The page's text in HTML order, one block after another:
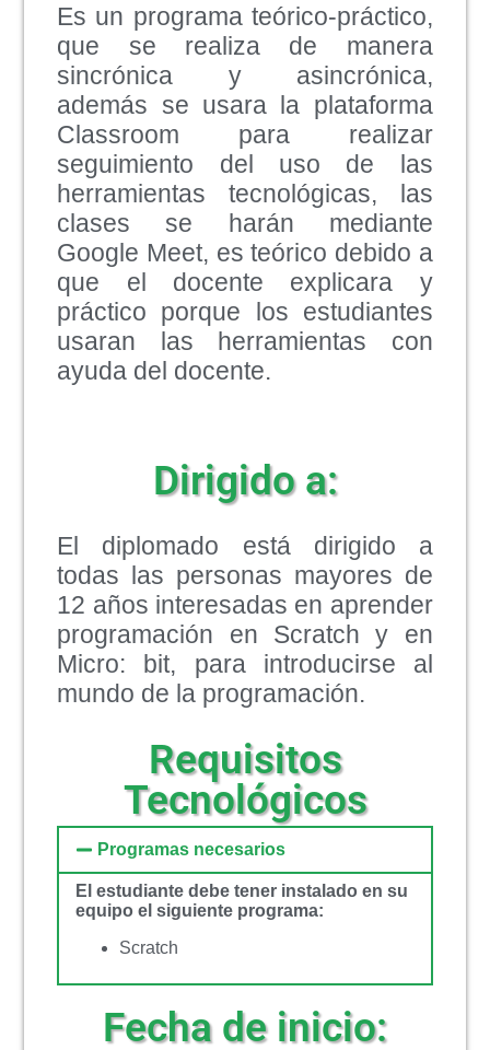
Es un programa teórico-práctico,
que se realiza de manera
sincrónica y asincrónica,
además se usara la plataforma
Classroom para realizar
seguimiento del uso de las
herramientas tecnológicas, las
clases se harán mediante
Google Meet, es teórico debido a
que el docente explicara y
práctico porque los estudiantes
usaran las herramientas con
ayuda del docente.
Dirigido a:
El diplomado está dirigido a
todas las personas mayores de
12 años interesadas en aprender
programación en Scratch y en
Micro: bit, para introducirse al
mundo de la programación.
Requisitos
Tecnológicos
Programas necesarios
El estudiante debe tener instalado en su
equipo el siguiente programa:
Scratch
Fecha de inicio: